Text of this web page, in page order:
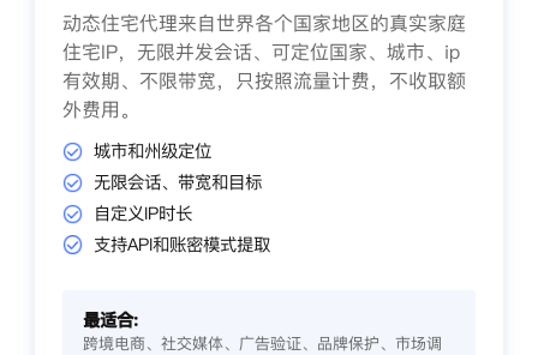
动态住宅代理来自世界各个国家地区的真实家庭
住宅IP，无限并发会话、可定位国家、城市、ip
有效期、不限带宽，只按照流量计费，不收取额
外费用。
城市和州级定位
无限会话、带宽和目标
自定义IP时长
支持API和账密模式提取
最适合:
跨境电商、社交媒体、广告验证、品牌保护、市场调